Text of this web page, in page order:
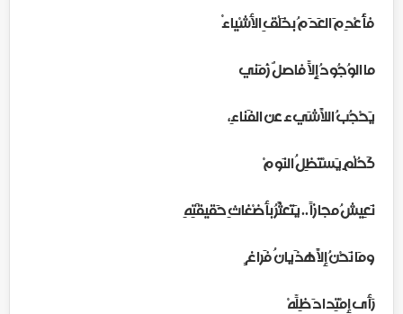
فأُعْدِمَ العَدَمُ بخَلْقِ الأشْياءْ
ما الوُجُودُ إِلاّ فاصِلٌ زَمَني
يَحْجُبُ اللاَّشَيء عن الفَناءِ،
كَحُلْمٍ يَسْتَظِلُ النَومْ
نَعِيشُ مجازاً .. يَتَعثَّرُ بأضْغاثِ حَقيقَتِهِ
ومَا نَحْنُ إلاّ هَذَيانُ فَراغ ٍ
رَأى إمْتِدادَ ظِلِّهْ